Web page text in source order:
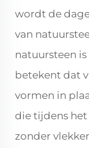
wordt de
van
natuursteen
betekent dat
vormen in
die tijdens
zonder